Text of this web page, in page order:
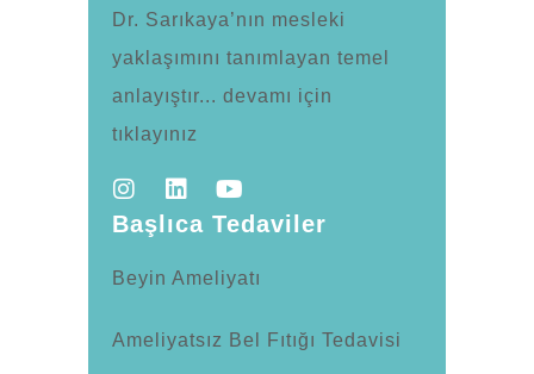
Dr. Sarıkaya’nın mesleki
yaklaşımını tanımlayan temel
anlayıştır... devamı için
tıklayınız
Başlıca Tedaviler
Beyin Ameliyatı
Ameliyatsız Bel Fıtığı Tedavisi